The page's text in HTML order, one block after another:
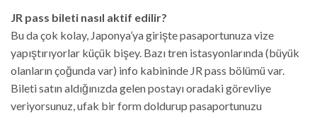
JR pass bileti nasıl aktif edilir?
Bu da çok kolay, Japonya’ya girişte pasaportunuza vize
yapıştırıyorlar küçük bişey. Bazı tren istasyonlarında (büyük
olanların çoğunda var) info kabininde JR pass bölümü var.
Bileti satın aldığınızda gelen postayı oradaki görevliye
veriyorsunuz, ufak bir form doldurup pasaportunuzu